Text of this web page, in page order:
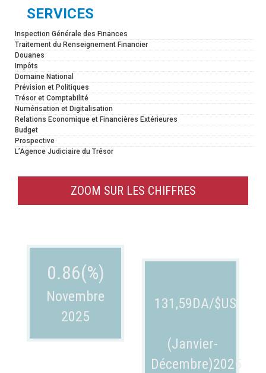
SERVICES
Inspection Générale des Finances
Traitement du Renseignement Financier
Douanes
Impôts
Domaine National
Prévision et Politiques
Trésor et Comptabilité
Numérisation et Digitalisation
Relations Economique et Financières Extérieures
Budget
Prospective
L’Agence Judiciaire du Trésor
ZOOM SUR LES CHIFFRES
0.86(%)
Novembre
2025
131,59DA/$US
(Janvier-
Décembre)2025